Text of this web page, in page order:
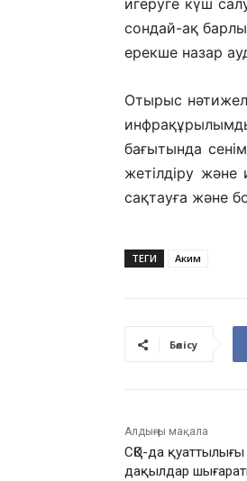
игеруге күш
сондай-ақ
ерекше назар
Отырыс
бағытында
жетілдіру
сақтауға және
ТЕГИ Аким
Бөлісу
Алдыңғы мақала
СҚО-да
дақылдар